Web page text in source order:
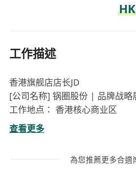
工作描述
香港旗舰店店长JD
[公司名称] 锅圈股份 | 品牌战略
工作地点： 香港核心商业区
职位类型： 全职
一、职位使命
不仅是销售终端，更是面向全球
查看更多
為您推薦更多合適